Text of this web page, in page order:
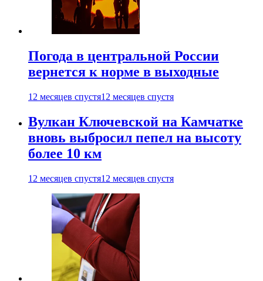
Погода в центральной России
вернется к норме в выходные
12 месяцев спустя12 месяцев спустя
Вулкан Ключевской на Камчатке
вновь выбросил пепел на высоту
более 10 км
12 месяцев спустя12 месяцев спустя